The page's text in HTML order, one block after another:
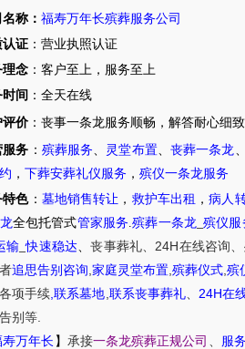
称： 福寿万年长殡葬服务公司
认证 ：营业执照认证
理念 ：客户至上，服务至上
间 ：全天在线
评价：丧事一条龙服务顺畅，解答耐心细致
服务 ： 殡葬服务 灵堂布置、 丧葬一条龙
， 下葬安葬礼仪服务 ， 殡仪一条龙服务
特色： 墓地销售转让 ， 救护车出租 ，病人
全包托管式管家服务 .殡葬一条龙 _殡仪服
输 _快速稳达 、丧事葬礼 24H在线咨询
追思告别咨询 家庭灵堂布置 殡葬仪式 殡
各项手续 ,联系墓地 联系丧事葬礼、 24H在
别等
寿万年长 】 承接一条龙殡葬正规公司 服务